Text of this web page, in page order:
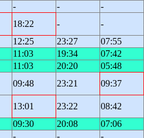
- - -
18:22 - -
12:25 23:27 07:55
11:03 19:34 07:42
11:03 20:20 05:48
09:48 23:21 09:37
13:01 23:22 08:42
09:30 20:08 07:06
- - -